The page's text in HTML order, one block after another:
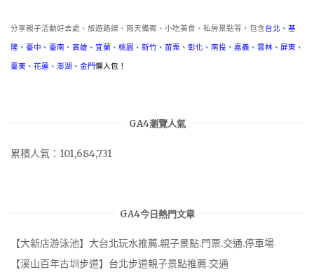
分享親子活動好去處、旅遊路線、雨天備案、小吃美食、私房景點等，包含台北 、 基
隆 、 臺中 、 臺南 、 高雄 、 宜蘭 、 桃園 、 新竹 、 苗栗 、 彰化 、 南投 、 嘉義 、 雲林 、 屏東 、
臺東 、 花蓮 、 澎湖 、 金門懶人包！
GA4瀏覽人氣
累積人氣：101,684,731
GA4今日熱門文章
【大新店游泳池】大台北玩水推薦.親子景點.門票.交通.停車場
【溪山百年古圳步道】台北步道親子景點推薦.交通